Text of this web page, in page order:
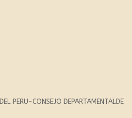
PERU-CONSEJO DEPARTAMENTALDE